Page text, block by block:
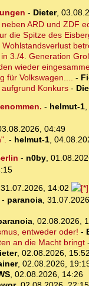
- Dieter,
ARD und ZDF
die Spitze des
3./4. Generation
wieder
für Volkswagen.... -
Konkurs-
- helmut-1,
04:49
- helmut-1,
- n0by,
31.07.2026, 14:02
paranoia,
, 02.08.2026,
entweder oder! -
an die Macht bringt-
, 02.08.2026, 15:52
, 02.08.2026,
, 02.08.2026, 14:26